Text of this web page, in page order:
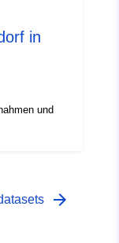
in
und
arrow_forward